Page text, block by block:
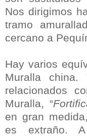
Nos dirigimos
tramo
cercano a
Hay varios
Muralla
relacionados
Muralla, “
en gran
es extraño.